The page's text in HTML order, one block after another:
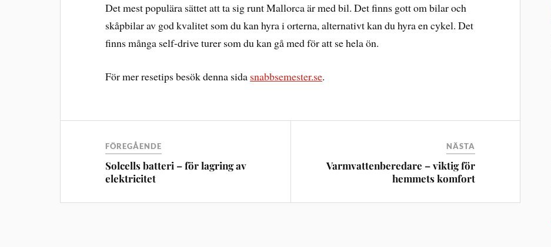
Det mest populära sättet att ta sig runt Mallorca är med bil. Det finns gott om bilar och
skåpbilar av god kvalitet som du kan hyra i orterna, alternativt kan du hyra en cykel. Det
finns många self-drive turer som du kan gå med för att se hela ön.
För mer resetips besök denna sida snabbsemester.se.
FÖREGÅENDE
Solcells batteri – för lagring av
elektricitet
NÄSTA
Varmvattenberedare – viktig för
hemmets komfort